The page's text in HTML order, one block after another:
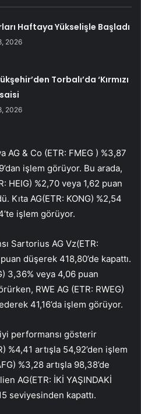
Haftaya Yükselişle Başladı
2026
Torbalı’da ‘Kırmızı
2026
AG & Co (ETR: FMEG ) %3,87
işlem görüyor. Bu arada,
HEIG) %2,70 veya 1,62 puan
Kıta AG(ETR: KONG) %2,54
işlem görüyor.
Sartorius AG Vz(ETR:
düşerek 418,80’de kapattı.
) 3,36% veya 4,06 puan
RWE AG (ETR: RWEG)
41,16’da işlem görüyor.
performansı gösterir
) %4,41 artışla 54,92’den işlem
) %3,28 artışla 98,38’de
AG(ETR: İKİ YAŞINDAKİ
seviyesinden kapattı.